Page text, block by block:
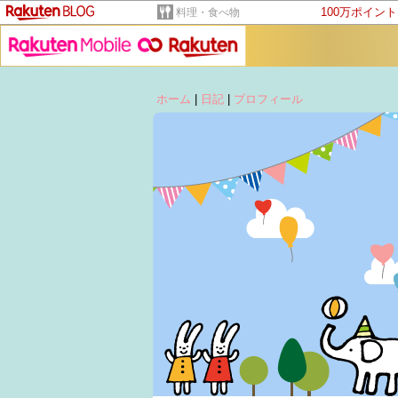
料理・食べ物 100万ポイン
ホーム 日記 プロフィール